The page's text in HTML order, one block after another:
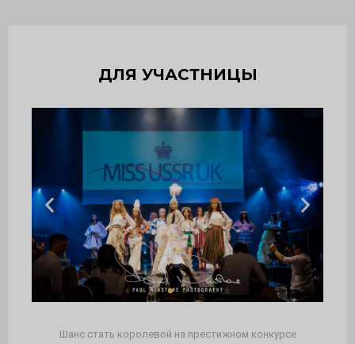
ДЛЯ УЧАСТНИЦЫ
Шанс стать королевой на престижном конкурсе